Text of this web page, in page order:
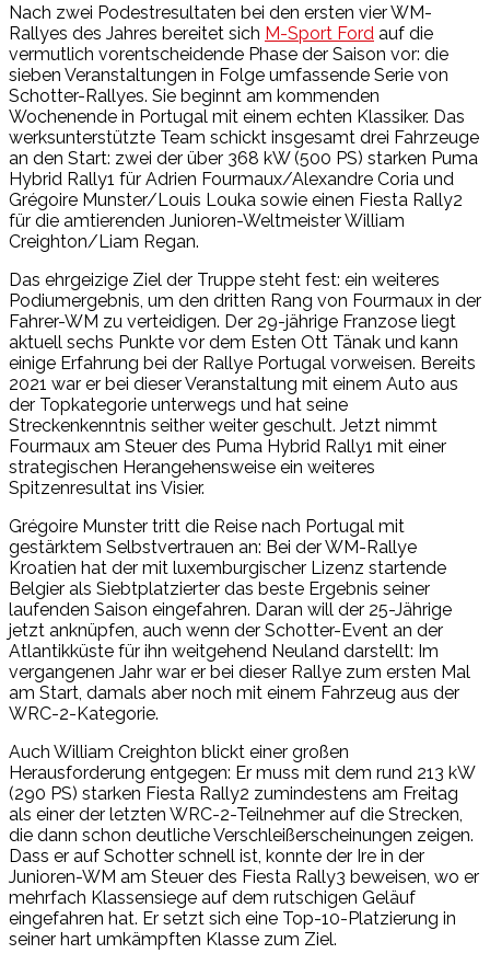
Nach zwei Podestresultaten bei den ersten vier WM-
Rallyes des Jahres bereitet sich M-Sport Ford auf die
vermutlich vorentscheidende Phase der Saison vor: die
sieben Veranstaltungen in Folge umfassende Serie von
Schotter-Rallyes. Sie beginnt am kommenden
Wochenende in Portugal mit einem echten Klassiker. Das
werksunterstützte Team schickt insgesamt drei Fahrzeuge
an den Start: zwei der über 368 kW (500 PS) starken Puma
Hybrid Rally1 für Adrien Fourmaux/Alexandre Coria und
Grégoire Munster/Louis Louka sowie einen Fiesta Rally2
für die amtierenden Junioren-Weltmeister William
Creighton/Liam Regan.
Das ehrgeizige Ziel der Truppe steht fest: ein weiteres
Podiumergebnis, um den dritten Rang von Fourmaux in der
Fahrer-WM zu verteidigen. Der 29-jährige Franzose liegt
aktuell sechs Punkte vor dem Esten Ott Tänak und kann
einige Erfahrung bei der Rallye Portugal vorweisen. Bereits
2021 war er bei dieser Veranstaltung mit einem Auto aus
der Topkategorie unterwegs und hat seine
Streckenkenntnis seither weiter geschult. Jetzt nimmt
Fourmaux am Steuer des Puma Hybrid Rally1 mit einer
strategischen Herangehensweise ein weiteres
Spitzenresultat ins Visier.
Grégoire Munster tritt die Reise nach Portugal mit
gestärktem Selbstvertrauen an: Bei der WM-Rallye
Kroatien hat der mit luxemburgischer Lizenz startende
Belgier als Siebtplatzierter das beste Ergebnis seiner
laufenden Saison eingefahren. Daran will der 25-Jährige
jetzt anknüpfen, auch wenn der Schotter-Event an der
Atlantikküste für ihn weitgehend Neuland darstellt: Im
vergangenen Jahr war er bei dieser Rallye zum ersten Mal
am Start, damals aber noch mit einem Fahrzeug aus der
WRC-2-Kategorie.
Auch William Creighton blickt einer großen
Herausforderung entgegen: Er muss mit dem rund 213 kW
(290 PS) starken Fiesta Rally2 zumindestens am Freitag
als einer der letzten WRC-2-Teilnehmer auf die Strecken,
die dann schon deutliche Verschleißerscheinungen zeigen.
Dass er auf Schotter schnell ist, konnte der Ire in der
Junioren-WM am Steuer des Fiesta Rally3 beweisen, wo er
mehrfach Klassensiege auf dem rutschigen Geläuf
eingefahren hat. Er setzt sich eine Top-10-Platzierung in
seiner hart umkämpften Klasse zum Ziel.